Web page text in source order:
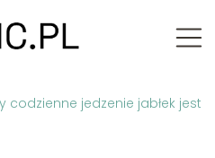
codzienne jedzenie jabłek jest